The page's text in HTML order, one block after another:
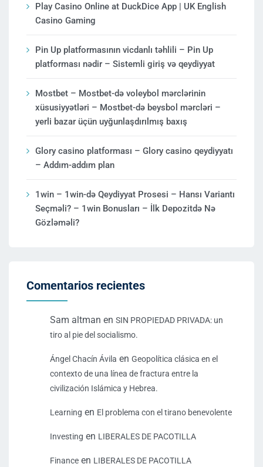
Play Casino Online at DuckDice App | UK English
Casino Gaming
Pin Up platformasının vicdanlı təhlili – Pin Up
platforması nədir – Sistemli giriş və qeydiyyat
Mostbet – Mostbet-də voleybol mərclərinin
xüsusiyyətləri – Mostbet-də beysbol mərcləri –
yerli bazar üçün uyğunlaşdırılmış baxış
Glory casino platforması – Glory casino qeydiyyatı
– Addım-addım plan
1win – 1win-də Qeydiyyat Prosesi – Hansı Variantı
Seçməli? – 1win Bonusları – İlk Depozitdə Nə
Gözləməli?
Comentarios recientes
Sam altman en SIN PROPIEDAD PRIVADA: un
tiro al pie del socialismo.
Ángel Chacín Ávila en Geopolítica clásica en el
contexto de una línea de fractura entre la
civilización Islámica y Hebrea.
Learning en El problema con el tirano benevolente
Investing en LIBERALES DE PACOTILLA
Finance en LIBERALES DE PACOTILLA